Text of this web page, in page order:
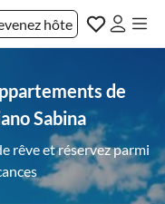
hôte
de
Sabina
rêve et réservez parmi